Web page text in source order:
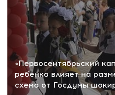
«Первосентябрьский
ребенка влияет на
схема от Госдумы